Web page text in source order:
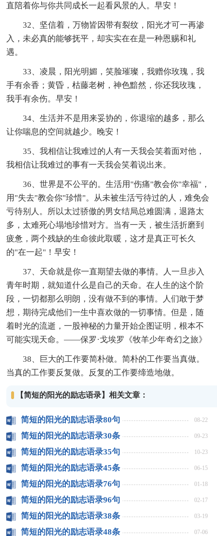
直陪着你与你共同成长一起看风景的人。早安！
32、坚信着，万物皆因带有裂纹，阳光才可一再渗
入，未必真的能够抚平，却实实在在是一种恩赐和礼
遇。
33、凌晨，阳光明媚，笑脸璀璨，我赠你玫瑰，我
手有余香；黄昏，枯藤老树，神色黯然，你还我玫瑰，
我手有余伤。早安！
34、生活并不是用来妥协的，你退缩的越多，那么
让你喘息的空间就越少。晚安！
35、我相信让我难过的人有一天我会笑着面对他，
我相信让我难过的事有一天我会笑着说出来。
36、世界是不公平的。生活用"伤痛"教会你"幸福"，
用"失去"教会你"珍惜"。从未被生活亏待过的人，难免会
亏待别人。所以太过骄傲的男女结局总难圆满，退路太
多，太难死心塌地珍惜对方。当有一天，被生活折磨到
疲惫，两个残缺的生命彼此取暖，这才是真正可长久
的"在一起"！早安！
37、天命就是你一直期望去做的事情。人一旦步入
青年时期，就知道什么是自己的天命。在人生的这个阶
段，一切都那么明朗，没有做不到的事情。人们敢于梦
想，期待完成他们一生中喜欢做的一切事情。但是，随
着时光的流逝，一股神秘的力量开始企图证明，根本不
可能实现天命。——保罗·戈埃罗《牧羊少年奇幻之旅》
38、巨大的工作要简朴做。简朴的工作要当真做。
当真的工作要反复做。反复的工作要缔造地做。
【简短的阳光的励志语录】相关文章：
简短的阳光的励志语录80句 08-22
简短的阳光的励志语录30条 09-23
简短的阳光的励志语录35句 10-23
简短的阳光的励志语录45条 06-15
简短的阳光的励志语录76句 01-18
简短的阳光的励志语录96句 02-17
简短的阳光的励志语录38条 03-19
简短的阳光的励志语录48条 07-06